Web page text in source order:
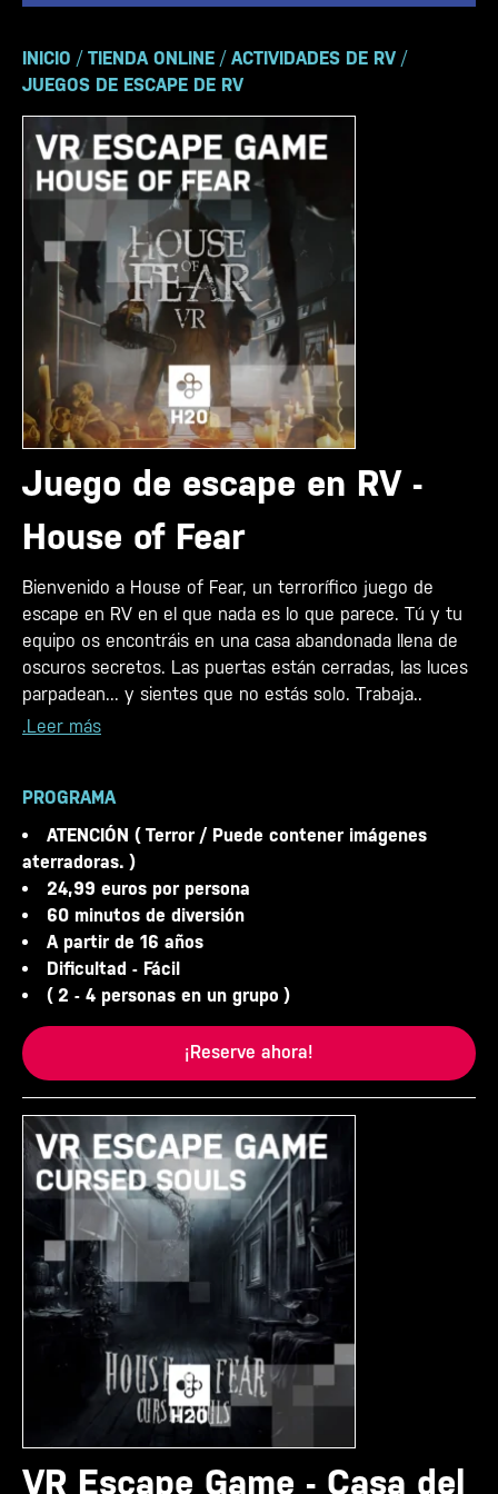
INICIO / TIENDA ONLINE / ACTIVIDADES DE RV /
JUEGOS DE ESCAPE DE RV
Juego de escape en RV -
House of Fear
Bienvenido a House of Fear, un terrorífico juego de
escape en RV en el que nada es lo que parece. Tú y tu
equipo os encontráis en una casa abandonada llena de
oscuros secretos. Las puertas están cerradas, las luces
parpadean... y sientes que no estás solo. Trabaja..
.Leer más
PROGRAMA
ATENCIÓN ( Terror / Puede contener imágenes
aterradoras. )
24,99 euros por persona
60 minutos de diversión
A partir de 16 años
Dificultad - Fácil
( 2 - 4 personas en un grupo )
¡Reserve ahora!
VR Escape Game - Casa del